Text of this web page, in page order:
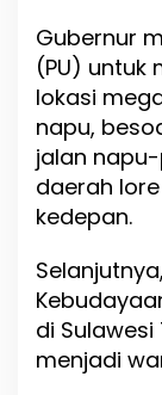
Gubernur
(PU) untuk
lokasi
napu,
jalan
daerah
kedepan.
di
menjadi